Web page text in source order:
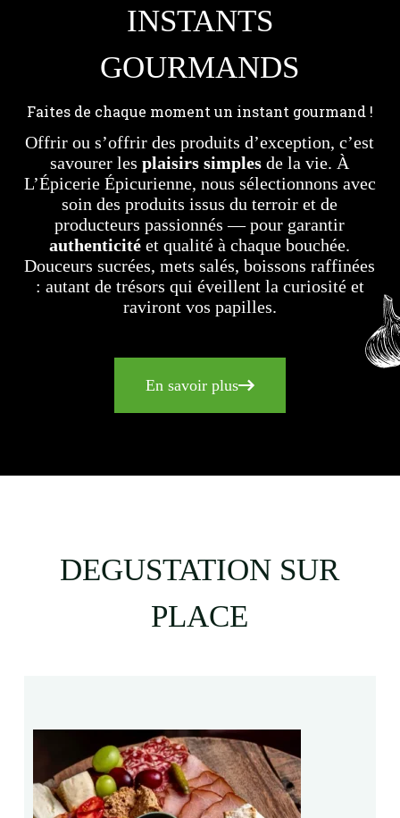
INSTANTS
GOURMANDS
Faites de chaque moment un instant gourmand !
Offrir ou s’offrir des produits d’exception, c’est
savourer lesplaisirs simples de la vie. À
L’Épicerie Épicurienne, nous sélectionnons avec
soin des produits issus du terroir et de
producteurs passionnés — pour garantir
authenticité et qualité à chaque bouchée.
Douceurs sucrées, mets salés, boissons raffinées
: autant de trésors qui éveillent la curiosité et
raviront vos papilles.
En savoir plus
DEGUSTATION SUR
PLACE